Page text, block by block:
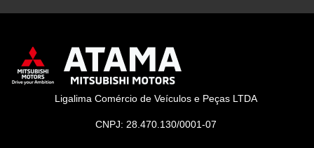
Ligalima Comércio de Veículos e Peças LTDA
CNPJ: 28.470.130/0001-07